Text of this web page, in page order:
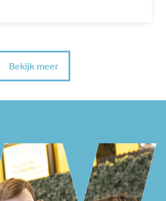
Bekijk meer